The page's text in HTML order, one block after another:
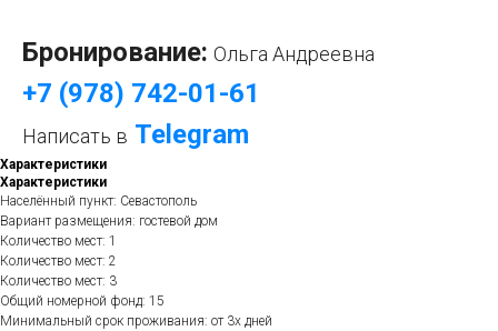
Бронирование: Ольга Андреевна
+7 (978) 742-01-61
Написать в Telegram
Характеристики
Характеристики
Населённый пункт: Севастополь
Вариант размещения: гостевой дом
Количество мест: 1
Количество мест: 2
Количество мест: 3
Общий номерной фонд: 15
Минимальный срок проживания: от 3х дней